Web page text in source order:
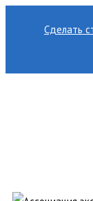
Сделать